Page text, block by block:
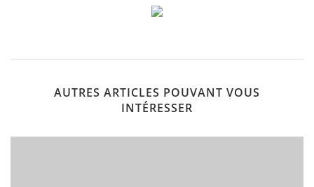
AUTRES ARTICLES POUVANT VOUS
INTÉRESSER